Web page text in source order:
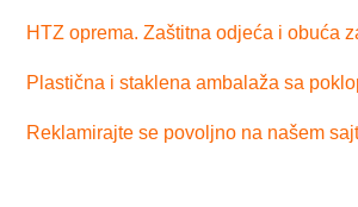
HTZ oprema. Zaštitna odjeća i obuća
Plastična i staklena ambalaža sa
Reklamirajte se povoljno na našem